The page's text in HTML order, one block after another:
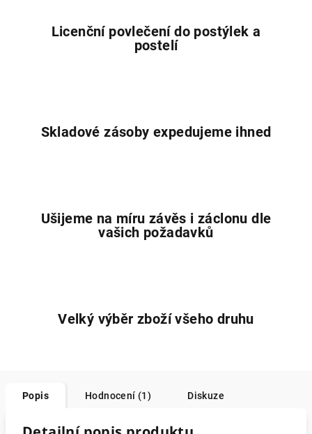
Licenční povlečení do postýlek a
postelí
Skladové zásoby expedujeme ihned
Ušijeme na míru závěs i záclonu dle
vašich požadavků
Velký výběr zboží všeho druhu
Popis Hodnocení (1) Diskuze